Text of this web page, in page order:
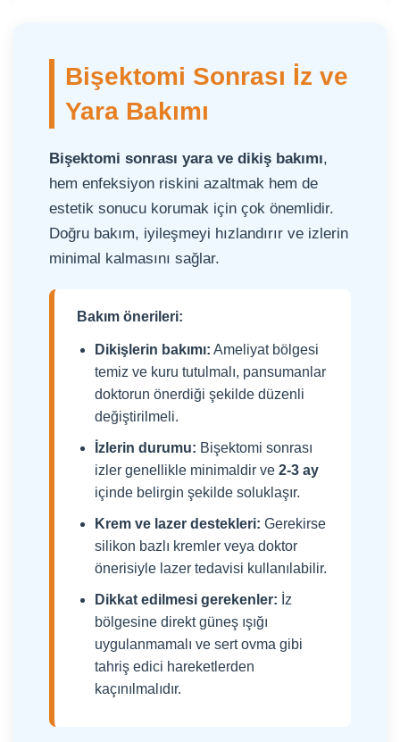
Bişektomi Sonrası İz ve
Yara Bakımı
Bişektomi sonrası yara ve dikiş bakımı,
hem enfeksiyon riskini azaltmak hem de
estetik sonucu korumak için çok önemlidir.
Doğru bakım, iyileşmeyi hızlandırır ve izlerin
minimal kalmasını sağlar.
Bakım önerileri:
Dikişlerin bakımı: Ameliyat bölgesi
temiz ve kuru tutulmalı, pansumanlar
doktorun önerdiği şekilde düzenli
değiştirilmeli.
İzlerin durumu: Bişektomi sonrası
izler genellikle minimaldir ve 2-3 ay
içinde belirgin şekilde soluklaşır.
Krem ve lazer destekleri: Gerekirse
silikon bazlı kremler veya doktor
önerisiyle lazer tedavisi kullanılabilir.
Dikkat edilmesi gerekenler: İz
bölgesine direkt güneş ışığı
uygulanmamalı ve sert ovma gibi
tahriş edici hareketlerden
kaçınılmalıdır.